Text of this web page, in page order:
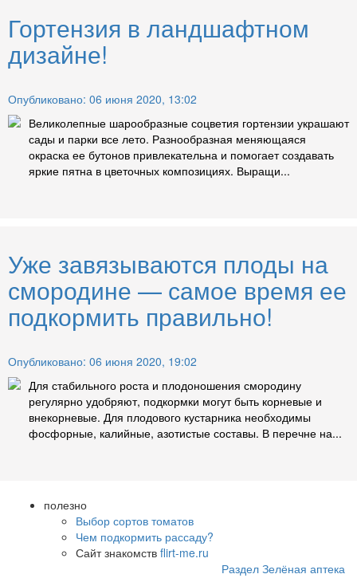
Гортензия в ландшафтном
дизайне!
Опубликовано: 06 июня 2020, 13:02
Великолепные шарообразные соцветия гортензии украшают
сады и парки все лето. Разнообразная меняющаяся
окраска ее бутонов привлекательна и помогает создавать
яркие пятна в цветочных композициях. Выращи...
Уже завязываются плоды на
смородине — самое время ее
подкормить правильно!
Опубликовано: 06 июня 2020, 19:02
Для стабильного роста и плодоношения смородину
регулярно удобряют, подкормки могут быть корневые и
внекорневые. Для плодового кустарника необходимы
фосфорные, калийные, азотистые составы. В перечне на...
полезно
Выбор сортов томатов
Чем подкормить рассаду?
Сайт знакомств flirt-me.ru
Раздел Зелёная аптека